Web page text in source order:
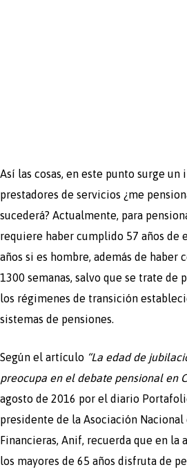
Así las cosas, en este punto surge
prestadores de servicios ¿me
sucederá? Actualmente, para
requiere haber cumplido 57 años de
años si es hombre, además de haber
1300 semanas, salvo que se trate de
los régimenes de transición
sistemas de pensiones.
Según el artículo “La edad de
preocupa en el debate pensional en
agosto de 2016 por el diario
presidente de la Asociación
Financieras, Anif, recuerda que en la
los mayores de 65 años disfruta de